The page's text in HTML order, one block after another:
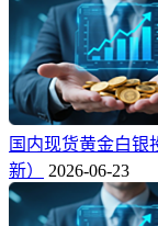
国内现货黄金白银
新）
2026-06-23